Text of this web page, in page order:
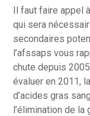
Il faut faire appel
qui sera
secondaires
l’afssaps vous
chute depuis
évaluer en 2011,
d’acides gras
l’élimination de